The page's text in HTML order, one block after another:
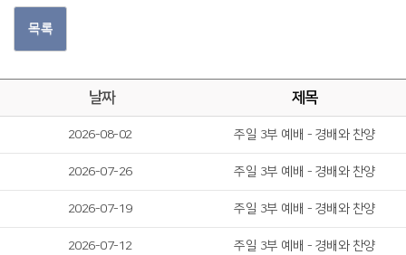
목록
날짜 제목
2026-08-02 주일 3부 예배 - 경배와 찬양
2026-07-26 주일 3부 예배 - 경배와 찬양
2026-07-19 주일 3부 예배 - 경배와 찬양
2026-07-12 주일 3부 예배 - 경배와 찬양